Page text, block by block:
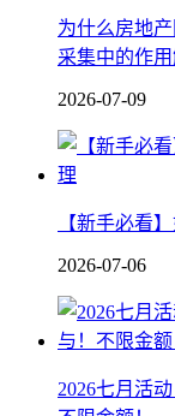
为什么房地
采集中的作
2026-07-09
【新手必看
2026-07-06
2026七月活